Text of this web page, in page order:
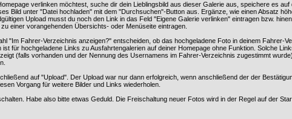
verlinken möchtest, suche dir dein Lieblingsbild aus dieser Galerie aus, speichere es
Bild unter "Datei hochladen" mit dem "Durchsuchen"-Button aus. Ergänze, wie einen Absatz
Upload musst du noch den Link in das Feld "Eigene Galerie verlinken" eintragen bzw.
einer vorangehenden Übersichts- oder Menüseite eintragen.
"Im Fahrer-Verzeichnis anzeigen?" entscheiden, ob das hochgeladene Foto in deinem Fahrer-
für hochgeladene Links zu Ausfahrtengalerien auf deiner Homepage ohne Funktion. Solche
(falls vorhanden und der Nennung des Usernamens im Fahrer-Verzeichnis zugestimmt
auf "Upload". Der Upload war nur dann erfolgreich, wenn anschließend der der
Vorgang für weitere Bilder und Links wiederholen.
Habe also bitte etwas Geduld. Die Freischaltung neuer Fotos wird in der Regel auf der